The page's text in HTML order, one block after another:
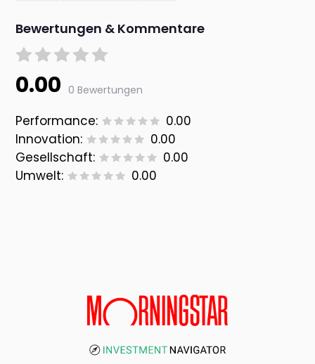
Bewertungen & Kommentare
0.00 0 Bewertungen
Performance:
0.00
Innovation:
0.00
Gesellschaft:
0.00
Umwelt:
0.00